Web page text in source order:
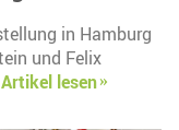
in Hamburg
und Felix
Artikel lesen